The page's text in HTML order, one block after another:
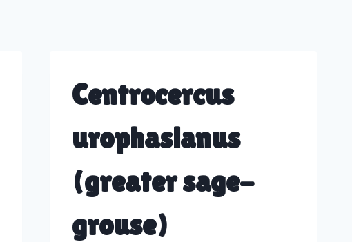
Centrocercus
urophasianus
(greater sage-
grouse)